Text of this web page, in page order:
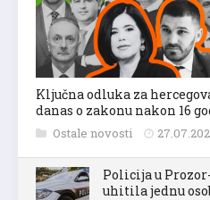
Ključna odluka za
danas o zakonu nakon 16
Ostale novosti
Policija u
uhitila jednu